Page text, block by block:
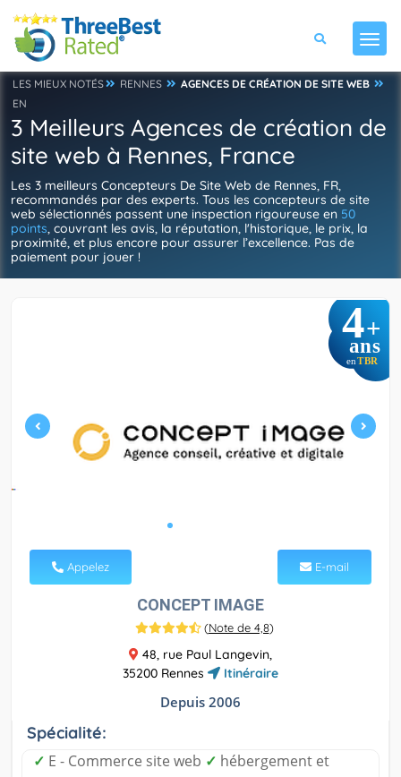
LES MIEUX NOTÉS RENNES
AGENCES DE CRÉATION DE SITE WEB
EN
3 Meilleurs Agences de création de
site web à Rennes, France
Les 3 meilleurs Concepteurs De Site Web de Rennes, FR,
recommandés par des experts. Tous les concepteurs de site
web sélectionnés passent une inspection rigoureuse en 50
points, couvrant les avis, la réputation, l'historique, le prix, la
proximité, et plus encore pour assurer l’excellence. Pas de
paiement pour jouer !
4+
ans
en TBR
Appelez E-mail
CONCEPT IMAGE
(Note de 4,8)
48, rue Paul Langevin,
35200 Rennes
Itinéraire
Depuis 2006
Spécialité:
✓ E - Commerce site web ✓ hébergement et